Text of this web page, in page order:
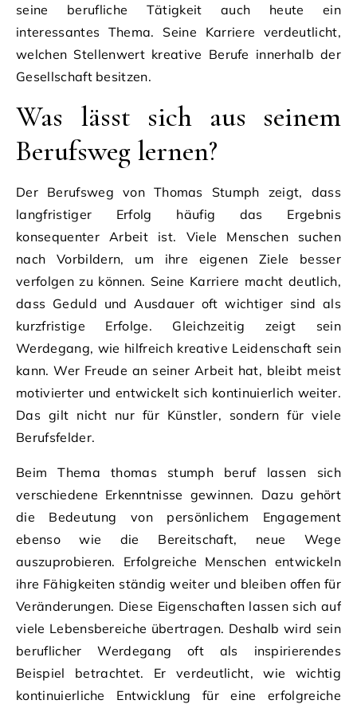
seine berufliche Tätigkeit auch heute ein
interessantes Thema. Seine Karriere verdeutlicht,
welchen Stellenwert kreative Berufe innerhalb der
Gesellschaft besitzen.
Was lässt sich aus seinem
Berufsweg lernen?
Der Berufsweg von Thomas Stumph zeigt, dass
langfristiger Erfolg häufig das Ergebnis
konsequenter Arbeit ist. Viele Menschen suchen
nach Vorbildern, um ihre eigenen Ziele besser
verfolgen zu können. Seine Karriere macht deutlich,
dass Geduld und Ausdauer oft wichtiger sind als
kurzfristige Erfolge. Gleichzeitig zeigt sein
Werdegang, wie hilfreich kreative Leidenschaft sein
kann. Wer Freude an seiner Arbeit hat, bleibt meist
motivierter und entwickelt sich kontinuierlich weiter.
Das gilt nicht nur für Künstler, sondern für viele
Berufsfelder.
Beim Thema thomas stumph beruf lassen sich
verschiedene Erkenntnisse gewinnen. Dazu gehört
die Bedeutung von persönlichem Engagement
ebenso wie die Bereitschaft, neue Wege
auszuprobieren. Erfolgreiche Menschen entwickeln
ihre Fähigkeiten ständig weiter und bleiben offen für
Veränderungen. Diese Eigenschaften lassen sich auf
viele Lebensbereiche übertragen. Deshalb wird sein
beruflicher Werdegang oft als inspirierendes
Beispiel betrachtet. Er verdeutlicht, wie wichtig
kontinuierliche Entwicklung für eine erfolgreiche